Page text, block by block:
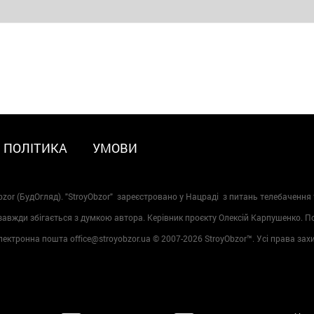
ПОЛІТИКА УМОВИ
(БудОгляд). "StroyObzor" зареєстровано у Нацраді з питань телебачення
збігається з думкою автора. Керівник проєкту Олексій Карпушенко.
пошта office@stroyobzor.ua © 2007-2026 StroyObzor™. Усі права